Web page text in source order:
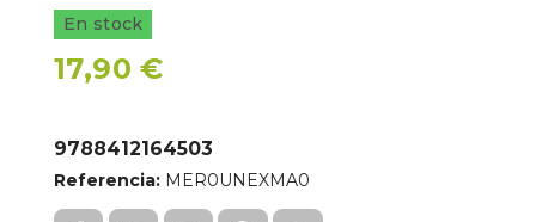
En stock
17,90 €
9788412164503
Referencia: MER0UNEXMA0